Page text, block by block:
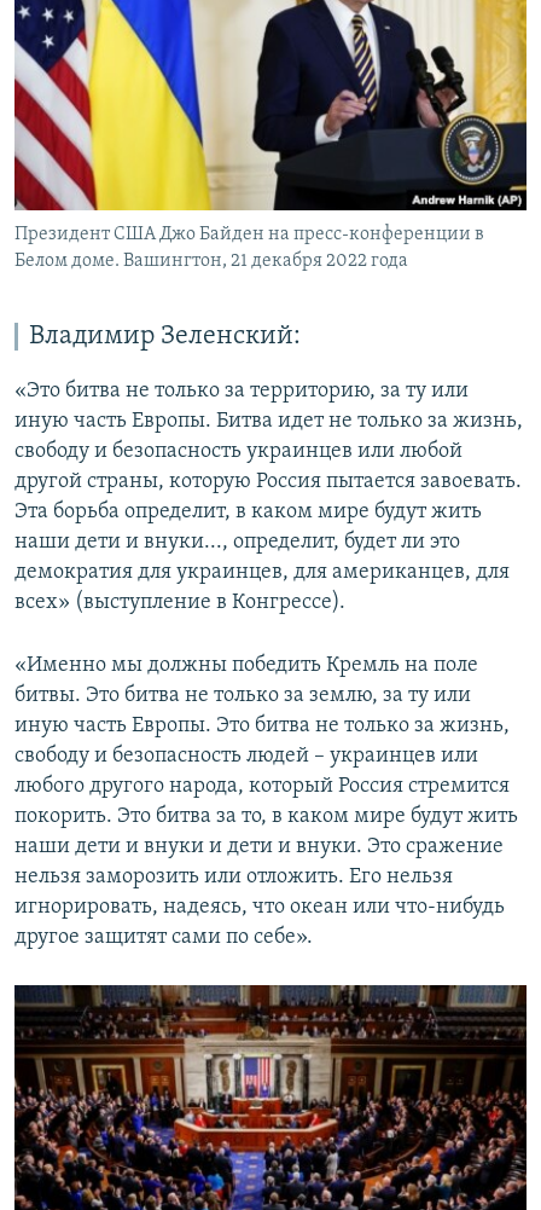
Президент США Джо Байден на пресс-конференции в
Белом доме. Вашингтон, 21 декабря 2022 года
Владимир Зеленский:
«Это битва не только за территорию, за ту или
иную часть Европы. Битва идет не только за жизнь,
свободу и безопасность украинцев или любой
другой страны, которую Россия пытается завоевать.
Эта борьба определит, в каком мире будут жить
наши дети и внуки..., определит, будет ли это
демократия для украинцев, для американцев, для
всех» (выступление в Конгрессе).
«Именно мы должны победить Кремль на поле
битвы. Это битва не только за землю, за ту или
иную часть Европы. Это битва не только за жизнь,
свободу и безопасность людей – украинцев или
любого другого народа, который Россия стремится
покорить. Это битва за то, в каком мире будут жить
наши дети и внуки и дети и внуки. Это сражение
нельзя заморозить или отложить. Его нельзя
игнорировать, надеясь, что океан или что-нибудь
другое защитят сами по себе».